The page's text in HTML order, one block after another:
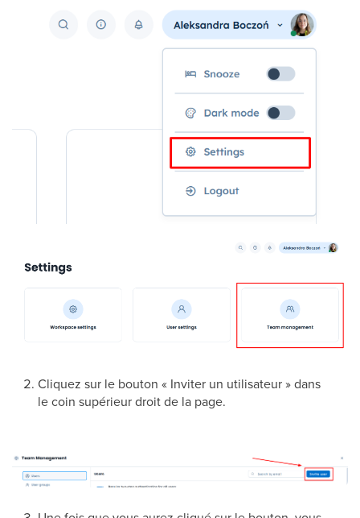
Cliquez sur le bouton « Inviter un utilisateur » dans
le coin supérieur droit de la page.